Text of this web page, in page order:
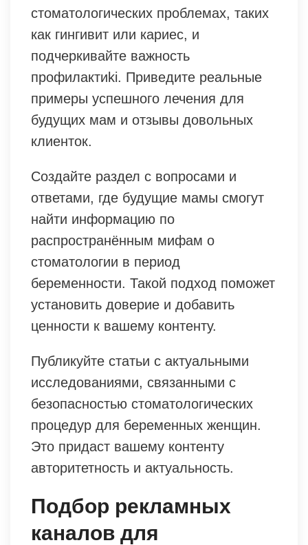
стоматологических проблемах, таких
как гингивит или кариес, и
подчеркивайте важность
профилактиki. Приведите реальные
примеры успешного лечения для
будущих мам и отзывы довольных
клиенток.
Создайте раздел с вопросами и
ответами, где будущие мамы смогут
найти информацию по
распространённым мифам о
стоматологии в период
беременности. Такой подход поможет
установить доверие и добавить
ценности к вашему контенту.
Публикуйте статьи с актуальными
исследованиями, связанными с
безопасностью стоматологических
процедур для беременных женщин.
Это придаст вашему контенту
авторитетность и актуальность.
Подбор рекламных
каналов для